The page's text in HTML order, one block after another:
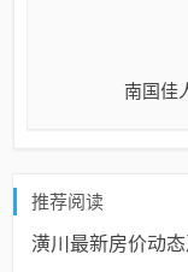
南国佳
推荐阅读
潢川最新房价动